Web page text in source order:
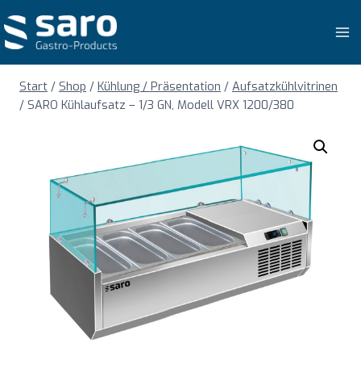
Inhalt
springen
Start / Shop / Kühlung / Präsentation / Aufsatzkühlvitrinen
/ SARO Kühlaufsatz – 1/3 GN, Modell VRX 1200/380